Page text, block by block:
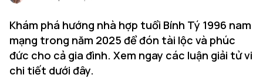
Khám phá hướng nhà hợp tuổi Bính Tý 1996 nam
mạng trong năm 2025 để đón tài lộc và phúc
đức cho cả gia đình. Xem ngay các luận giải tử vi
chi tiết dưới đây.